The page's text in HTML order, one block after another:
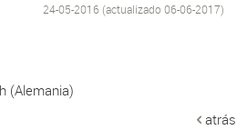
24-05-2016 (actualizado 06-06-2017)
(Alemania)
atrás